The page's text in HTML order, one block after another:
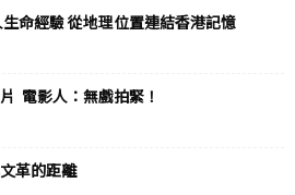
命經驗 從地理位置連結香港記憶
電影人：無戲拍緊！
革的距離